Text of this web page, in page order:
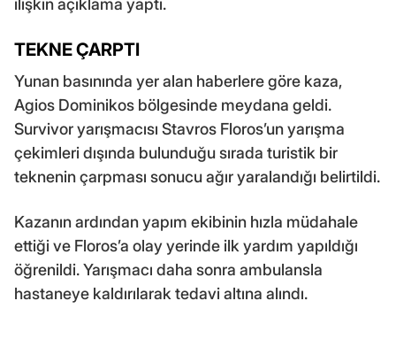
ilişkin açıklama yaptı.
TEKNE ÇARPTI
Yunan basınında yer alan haberlere göre kaza,
Agios Dominikos bölgesinde meydana geldi.
Survivor yarışmacısı Stavros Floros’un yarışma
çekimleri dışında bulunduğu sırada turistik bir
teknenin çarpması sonucu ağır yaralandığı belirtildi.
Kazanın ardından yapım ekibinin hızla müdahale
ettiği ve Floros’a olay yerinde ilk yardım yapıldığı
öğrenildi. Yarışmacı daha sonra ambulansla
hastaneye kaldırılarak tedavi altına alındı.